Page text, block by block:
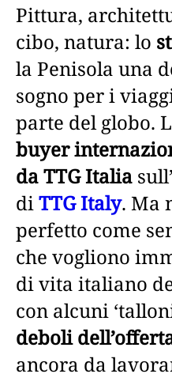
Pittura,
cibo, natura: lo
la Penisola una
sogno per i
parte del globo.
buyer
daTTG Italia
diTTG Italy. Ma
perfetto come
che vogliono
di vita italiano
con alcuni
deboli
ancora da